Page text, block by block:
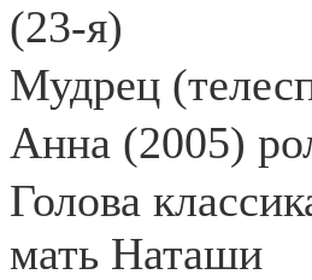
(23-я)
Мудрец
Анна (2005)
Голова
мать Наташи